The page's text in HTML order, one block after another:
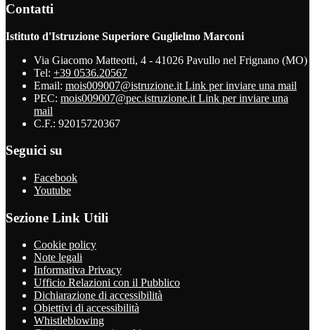
Contatti
Istituto d'Istruzione Superiore Guglielmo Marconi
Via Giacomo Matteotti, 4 - 41026 Pavullo nel Frignano (MO)
Tel: +39 0536.20567
Email: mois009007@istruzione.it Link per inviare una mail
PEC: mois009007@pec.istruzione.it Link per inviare una
mail
C.F.: 92015720367
Seguici su
Facebook
Youtube
Sezione Link Utili
Cookie policy
Note legali
Informativa Privacy
Ufficio Relazioni con il Pubblico
Dichiarazione di accessibilità
Obiettivi di accessibilità
Whistleblowing